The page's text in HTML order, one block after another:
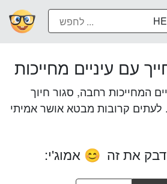
HE
עם עיניים מחייכות
המחייכות רחבה, סגור חיוך
לעתים קרובות מבטא אושר אמיתי
את זה 😊 אמוג'י: